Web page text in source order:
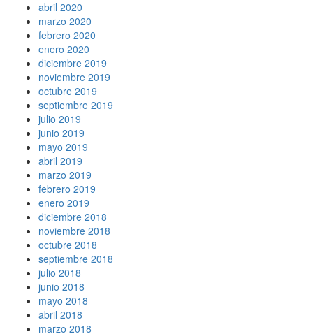
abril 2020
marzo 2020
febrero 2020
enero 2020
diciembre 2019
noviembre 2019
octubre 2019
septiembre 2019
julio 2019
junio 2019
mayo 2019
abril 2019
marzo 2019
febrero 2019
enero 2019
diciembre 2018
noviembre 2018
octubre 2018
septiembre 2018
julio 2018
junio 2018
mayo 2018
abril 2018
marzo 2018